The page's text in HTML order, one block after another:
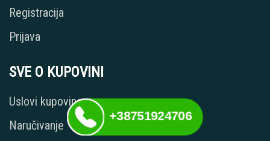
Registracija
Prijava
SVE O KUPOVINI
Uslovi kupovine
Naručivanje
+38751924706